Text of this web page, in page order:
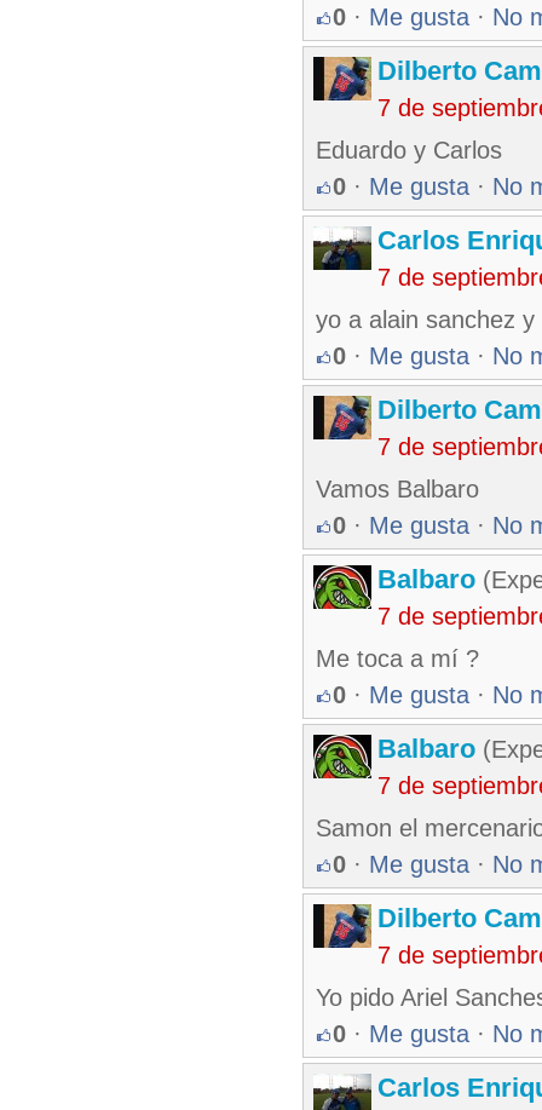
0 · Me gusta · No
Dilberto
7 de
Eduardo y Carlos
0 · Me gusta · No
Carlos
7 de
yo a alain sanchez
0 · Me gusta · No
Dilberto
7 de
Vamos Balbaro
0 · Me gusta · No
Balbaro
7 de
Me toca a mí ?
0 · Me gusta · No
Balbaro
7 de
Samon el
0 · Me gusta · No
Dilberto
7 de
Yo pido Ariel
0 · Me gusta · No
Carlos